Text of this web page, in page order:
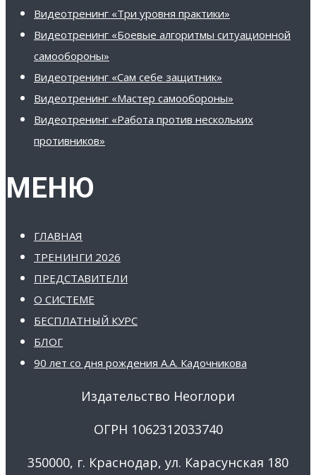
Видеотренинг «Три уровня практики»
Видеотренинг «Боевые алгоритмы ситуационной
самообороны»
Видеотренинг «Сам себе защитник»
Видеотренинг «Мастер самообороны»
Видеотренинг «Работа против нескольких
противников»
МЕНЮ
ГЛАВНАЯ
ТРЕНИНГИ 2026
ПРЕДСТАВИТЕЛИ
О СИСТЕМЕ
БЕСПЛАТНЫЙ КУРС
БЛОГ
90 лет со дня рождения А.А. Кадочникова
Издательство Неоглори
ОГРН 1062312033740
350000, г. Краснодар, ул. Карасунская 180